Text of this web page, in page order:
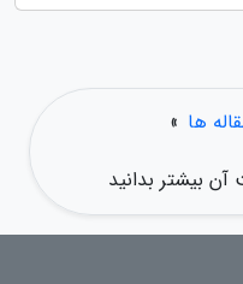
ها »
آن بیشتر بدانید